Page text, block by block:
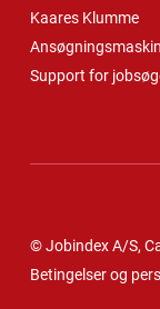
Kaares Klumme
Support for
© Jobindex A/S,
Betingelser og